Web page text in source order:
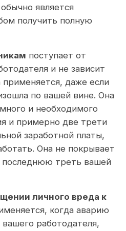
является
получить полную
поступает от
и не зависит
даже если
по вашей вине. Она
и необходимого
и примерно две трети
заработной платы,
Она не покрывает
последнюю треть вашей
личного вреда к
когда аварию
работодателя,